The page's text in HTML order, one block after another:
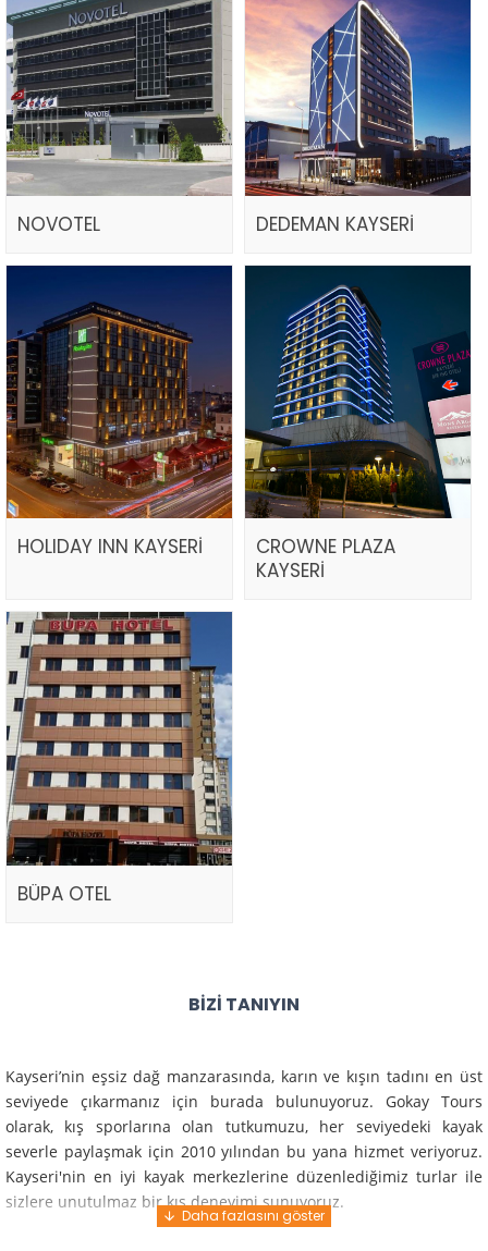
NOVOTEL DEDEMAN KAYSERİ
HOLIDAY INN KAYSERİ
CROWNE PLAZA
KAYSERİ
BÜPA OTEL
BIZI TANIYIN
Kayseri’nin eşsiz dağ manzarasında, karın ve kışın tadını en üst
seviyede çıkarmanız için burada bulunuyoruz. Gokay Tours
olarak, kış sporlarına olan tutkumuzu, her seviyedeki kayak
severle paylaşmak için 2010 yılından bu yana hizmet veriyoruz.
Kayseri'nin en iyi kayak merkezlerine düzenlediğimiz turlar ile
sizlere unutulmaz bir kış deneyimi sunuyoruz.